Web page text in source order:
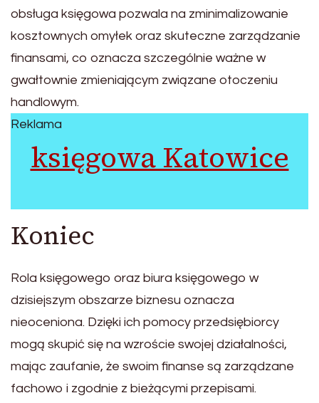
obsługa księgowa pozwala na zminimalizowanie
kosztownych omyłek oraz skuteczne zarządzanie
finansami, co oznacza szczególnie ważne w
gwałtownie zmieniającym związane otoczeniu
handlowym.
Reklama
księgowa Katowice
Koniec
Rola księgowego oraz biura księgowego w
dzisiejszym obszarze biznesu oznacza
nieoceniona. Dzięki ich pomocy przedsiębiorcy
mogą skupić się na wzroście swojej działalności,
mając zaufanie, że swoim finanse są zarządzane
fachowo i zgodnie z bieżącymi przepisami.